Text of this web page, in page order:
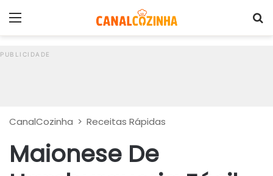
CanalCozinha > Receitas Rápidas
Maionese De